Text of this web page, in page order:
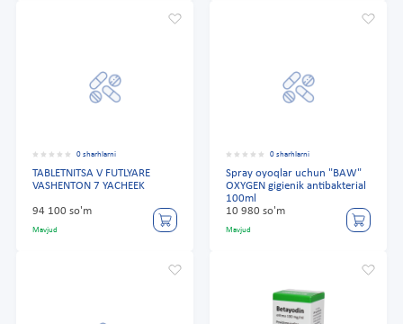
0 sharhlarni
TABLETNITSA V FUTLYARE
VASHENTON 7 YACHEEK
94 100 so'm
Mavjud
0 sharhlarni
Spray oyoqlar uchun "BAW"
OXYGEN gigienik antibakterial
100ml
10 980 so'm
Mavjud